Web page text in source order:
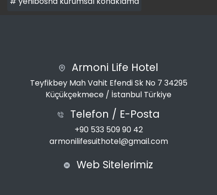
Armoni Life Hotel
Teyfikbey Mah Vahit Efendi Sk No 7 34295
Küçükçekmece / İstanbul Türkiye
Telefon / E-Posta
+90 533 509 90 42
armonilifesuithotel@gmail.com
Web Sitelerimiz